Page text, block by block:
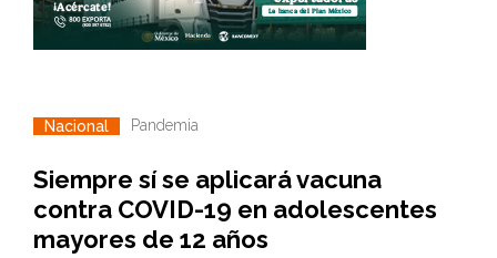
Nacional Pandemia
Siempre sí se aplicará vacuna
contra COVID-19 en adolescentes
mayores de 12 años